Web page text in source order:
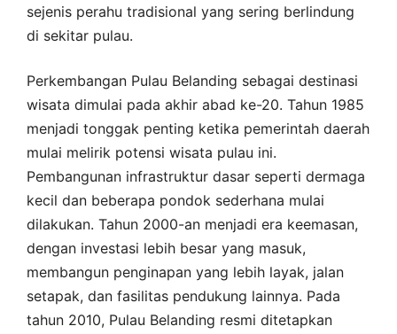
sejenis perahu tradisional yang sering berlindung
di sekitar pulau.
Perkembangan Pulau Belanding sebagai destinasi
wisata dimulai pada akhir abad ke-20. Tahun 1985
menjadi tonggak penting ketika pemerintah daerah
mulai melirik potensi wisata pulau ini.
Pembangunan infrastruktur dasar seperti dermaga
kecil dan beberapa pondok sederhana mulai
dilakukan. Tahun 2000-an menjadi era keemasan,
dengan investasi lebih besar yang masuk,
membangun penginapan yang lebih layak, jalan
setapak, dan fasilitas pendukung lainnya. Pada
tahun 2010, Pulau Belanding resmi ditetapkan